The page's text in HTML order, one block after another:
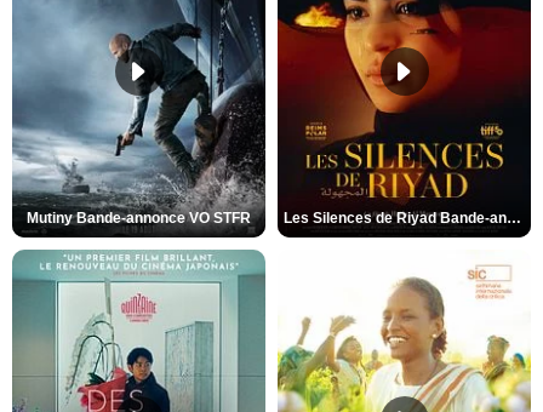
Mutiny Bande-annonce VO STFR Les Silences de Riyad Bande-annonce VO STFR